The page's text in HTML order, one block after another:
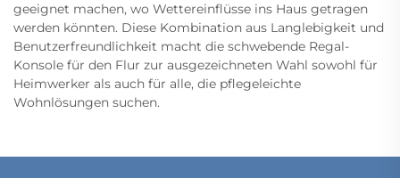
geeignet machen, wo Wettereinflüsse ins Haus getragen
werden könnten. Diese Kombination aus Langlebigkeit und
Benutzerfreundlichkeit macht die schwebende Regal-
Konsole für den Flur zur ausgezeichneten Wahl sowohl für
Heimwerker als auch für alle, die pflegeleichte
Wohnlösungen suchen.